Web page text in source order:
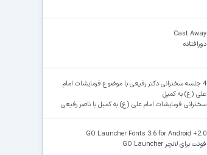
Cast Away
دورافتاده
4 جلسه سخنرانی دکتر رفیعی با موضوع فرمایشات امام
علی (ع) به کمیل
سخنرانی فرمایشات امام علی (ع) به کمیل با ناصر رفیعی
GO Launcher Fonts 3.6 for Android +2.0
فونت برای لانچر GO Launcher